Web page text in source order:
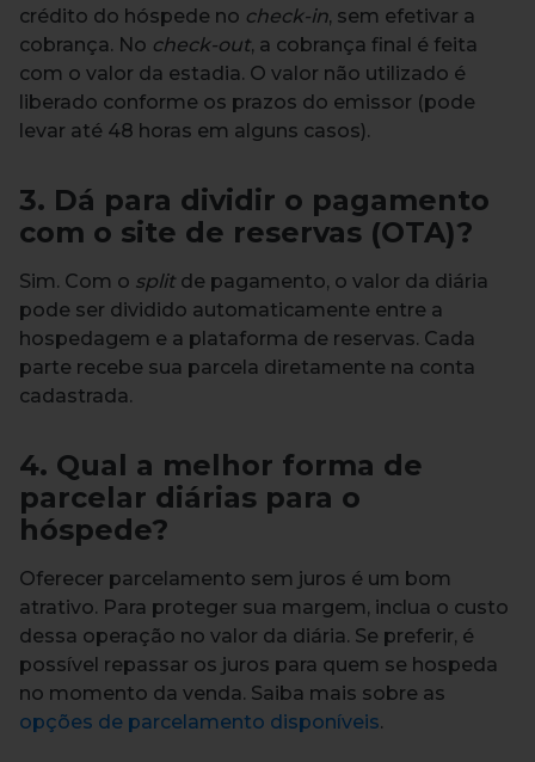
crédito do hóspede no check-in, sem efetivar a
cobrança. No check-out, a cobrança final é feita
com o valor da estadia. O valor não utilizado é
liberado conforme os prazos do emissor (pode
levar até 48 horas em alguns casos).
3. Dá para dividir o pagamento
com o site de reservas (OTA)?
Sim. Com o split de pagamento, o valor da diária
pode ser dividido automaticamente entre a
hospedagem e a plataforma de reservas. Cada
parte recebe sua parcela diretamente na conta
cadastrada.
4. Qual a melhor forma de
parcelar diárias para o
hóspede?
Oferecer parcelamento sem juros é um bom
atrativo. Para proteger sua margem, inclua o custo
dessa operação no valor da diária. Se preferir, é
possível repassar os juros para quem se hospeda
no momento da venda. Saiba mais sobre as
opções de parcelamento disponíveis.